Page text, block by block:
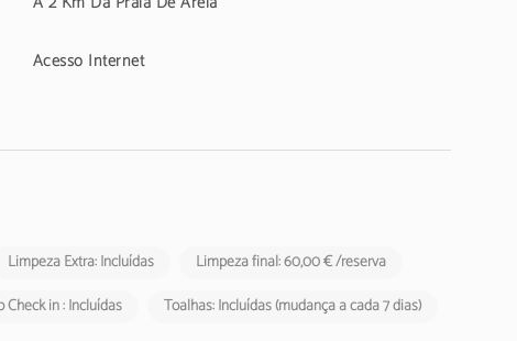
Acesso Internet
Limpeza Extra: Incluídas
Limpeza final: 60,00 € /reserva
Check in : Incluídas Toalhas: Incluídas (mudança a cada 7 dias)